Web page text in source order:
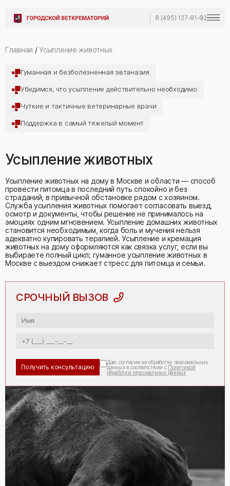
8 (495) 127-81-92
Главная / Усыпление животных
Гуманная и безболезненная эвтаназия
Убедимся, что усыпление действительно необходимо
Чуткие и тактичные ветеринарные врачи
Поддержка в самый тяжелый момент
Усыпление животных
Усыпление животных на дому в Москве и области — способ
провести питомца в последний путь спокойно и без
страданий, в привычной обстановке рядом с хозяином.
Служба усыпления животных помогает согласовать выезд,
осмотр и документы, чтобы решение не принималось на
эмоциях одним мгновением. Усыпление домашних животных
становится необходимым, когда боль и мучения нельзя
адекватно купировать терапией. Усыпление и кремация
животных на дому оформляются как связка услуг, если вы
выбираете полный цикл; гуманное усыпление животных в
Москве с выездом снижает стресс для питомца и семьи.
СРОЧНЫЙ ВЫЗОВ
Даю согласие на обработку персональных
данных в соответствии с Политикой
обработки персональных данных